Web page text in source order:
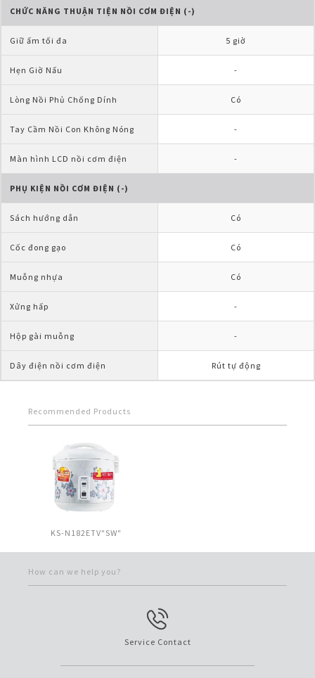
CHỨC NĂNG THUẬN TIỆN NỒI CƠM ĐIỆN (-)
Giữ ấm tối đa 5 giờ
Hẹn Giờ Nấu -
Lòng Nồi Phủ Chống Dính Có
Tay Cầm Nồi Con Không Nóng -
Màn hình LCD nồi cơm điện -
PHỤ KIỆN NỒI CƠM ĐIỆN (-)
Sách hướng dẫn Có
Cốc đong gạo Có
Muỗng nhựa Có
Xửng hấp -
Hộp gài muỗng -
Dây điện nồi cơm điện Rút tự động
Recommended Products
KS-N182ETV"SW"
How can we help you?
Service Contact